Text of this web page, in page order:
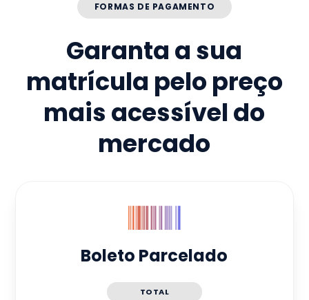
FORMAS DE PAGAMENTO
Garanta a sua
matrícula pelo preço
mais acessível do
mercado
Boleto Parcelado
TOTAL